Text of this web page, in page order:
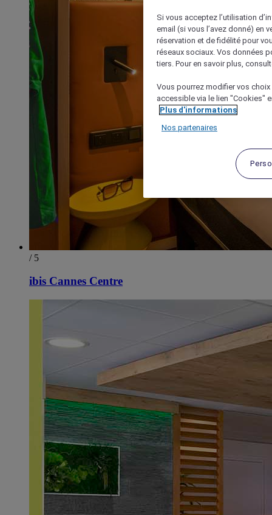
/ 5
ibis Cannes Centre
Si vous acceptez l’utilisation
email (si vous l’avez donné) en
réservation et de fidélité pour
réseaux sociaux. Vos données
tiers. Pour en savoir plus,
Vous pourrez modifier vos
accessible via le lien "Cookies"
Plus d'informations
Nos partenaires